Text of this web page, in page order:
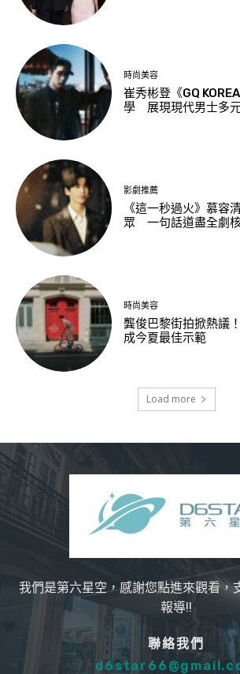
時尚美容
崔秀彬登《GQ
學 展現現代男士多
影劇推薦
《這一秒過火》慕容
眾 一句話道盡全劇
時尚美容
龔俊巴黎街拍掀熱議
成今夏最佳示範
Load more
我們是第六星空，感謝您點進來觀看，
報導!!
聯絡我們